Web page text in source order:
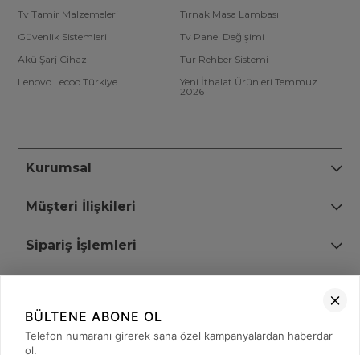
Tv Tamir Malzemeleri
Tırnak Masa Lambası
Güvenlik Sistemleri
Tv Panel Değişimi
Akü Şarj Cihazı
Tur Rehber Sistemi
Lenovo Lecoo Türkiye
Yeni İthalat Ürünleri Temmuz
2026
Kurumsal
Müşteri İlişkileri
Sipariş İşlemleri
+90 (850) 473 08 08
BÜLTENE ABONE OL
Telefon numaranı girerek sana özel kampanyalardan haberdar
ol.